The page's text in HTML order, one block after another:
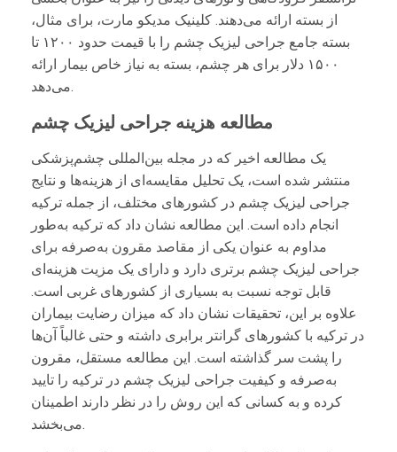
از بسته ارائه می‌دهند. کلینیک مدیکو مارت، برای مثال،
بسته جامع جراحی لیزیک چشم را با قیمت حدود ۱۲۰۰ تا
۱۵۰۰ دلار برای هر چشم، بسته به نیاز خاص بیمار ارائه
می‌دهد.
مطالعه هزینه جراحی لیزیک چشم
یک مطالعه اخیر که در مجله بین‌المللی چشم‌پزشکی
منتشر شده است، یک تحلیل مقایسه‌ای از هزینه‌ها و نتایج
جراحی لیزیک چشم در کشورهای مختلف، از جمله ترکیه
انجام داده است. این مطالعه نشان داد که ترکیه به‌طور
مداوم به عنوان یکی از مقاصد مقرون به‌صرفه برای
جراحی لیزیک چشم برتری دارد و دارای یک مزیت هزینه‌ای
قابل توجه نسبت به بسیاری از کشورهای غربی است.
علاوه بر این، تحقیقات نشان داد که میزان رضایت بیماران
در ترکیه با کشورهای گرانتر برابری داشته و حتی غالباً آن‌ها
را پشت سر گذاشته است. این مطالعه مستقل، مقرون
به‌صرفه و کیفیت جراحی لیزیک چشم در ترکیه را تایید
کرده و به کسانی که این روش را در نظر دارند اطمینان
می‌بخشد.